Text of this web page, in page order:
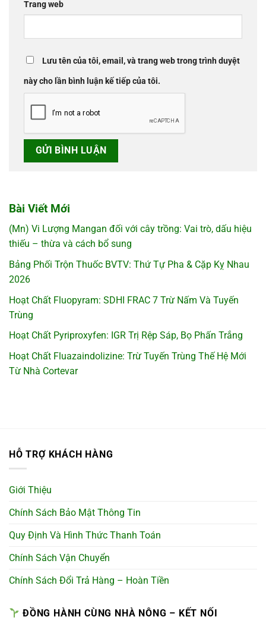
Trang web
Lưu tên của tôi, email, và trang web trong trình duyệt
này cho lần bình luận kế tiếp của tôi.
Bài Viết Mới
(Mn) Vi Lượng Mangan đối với cây trồng: Vai trò, dấu hiệu
thiếu – thừa và cách bổ sung
Bảng Phối Trộn Thuốc BVTV: Thứ Tự Pha & Cặp Kỵ Nhau
2026
Hoạt Chất Fluopyram: SDHI FRAC 7 Trừ Nấm Và Tuyến
Trùng
Hoạt Chất Pyriproxyfen: IGR Trị Rệp Sáp, Bọ Phấn Trắng
Hoạt Chất Fluazaindolizine: Trừ Tuyến Trùng Thế Hệ Mới
Từ Nhà Cortevar
HỖ TRỢ KHÁCH HÀNG
Giới Thiệu
Chính Sách Bảo Mật Thông Tin
Quy Định Và Hình Thức Thanh Toán
Chính Sách Vận Chuyển
Chính Sách Đổi Trả Hàng – Hoàn Tiền
ĐỒNG HÀNH CÙNG NHÀ NÔNG – KẾT NỐI